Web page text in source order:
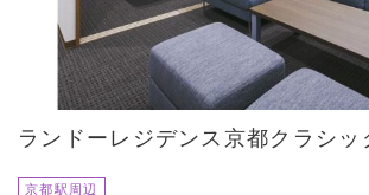
ランドーレジデンス京都クラシッ
京都駅周辺